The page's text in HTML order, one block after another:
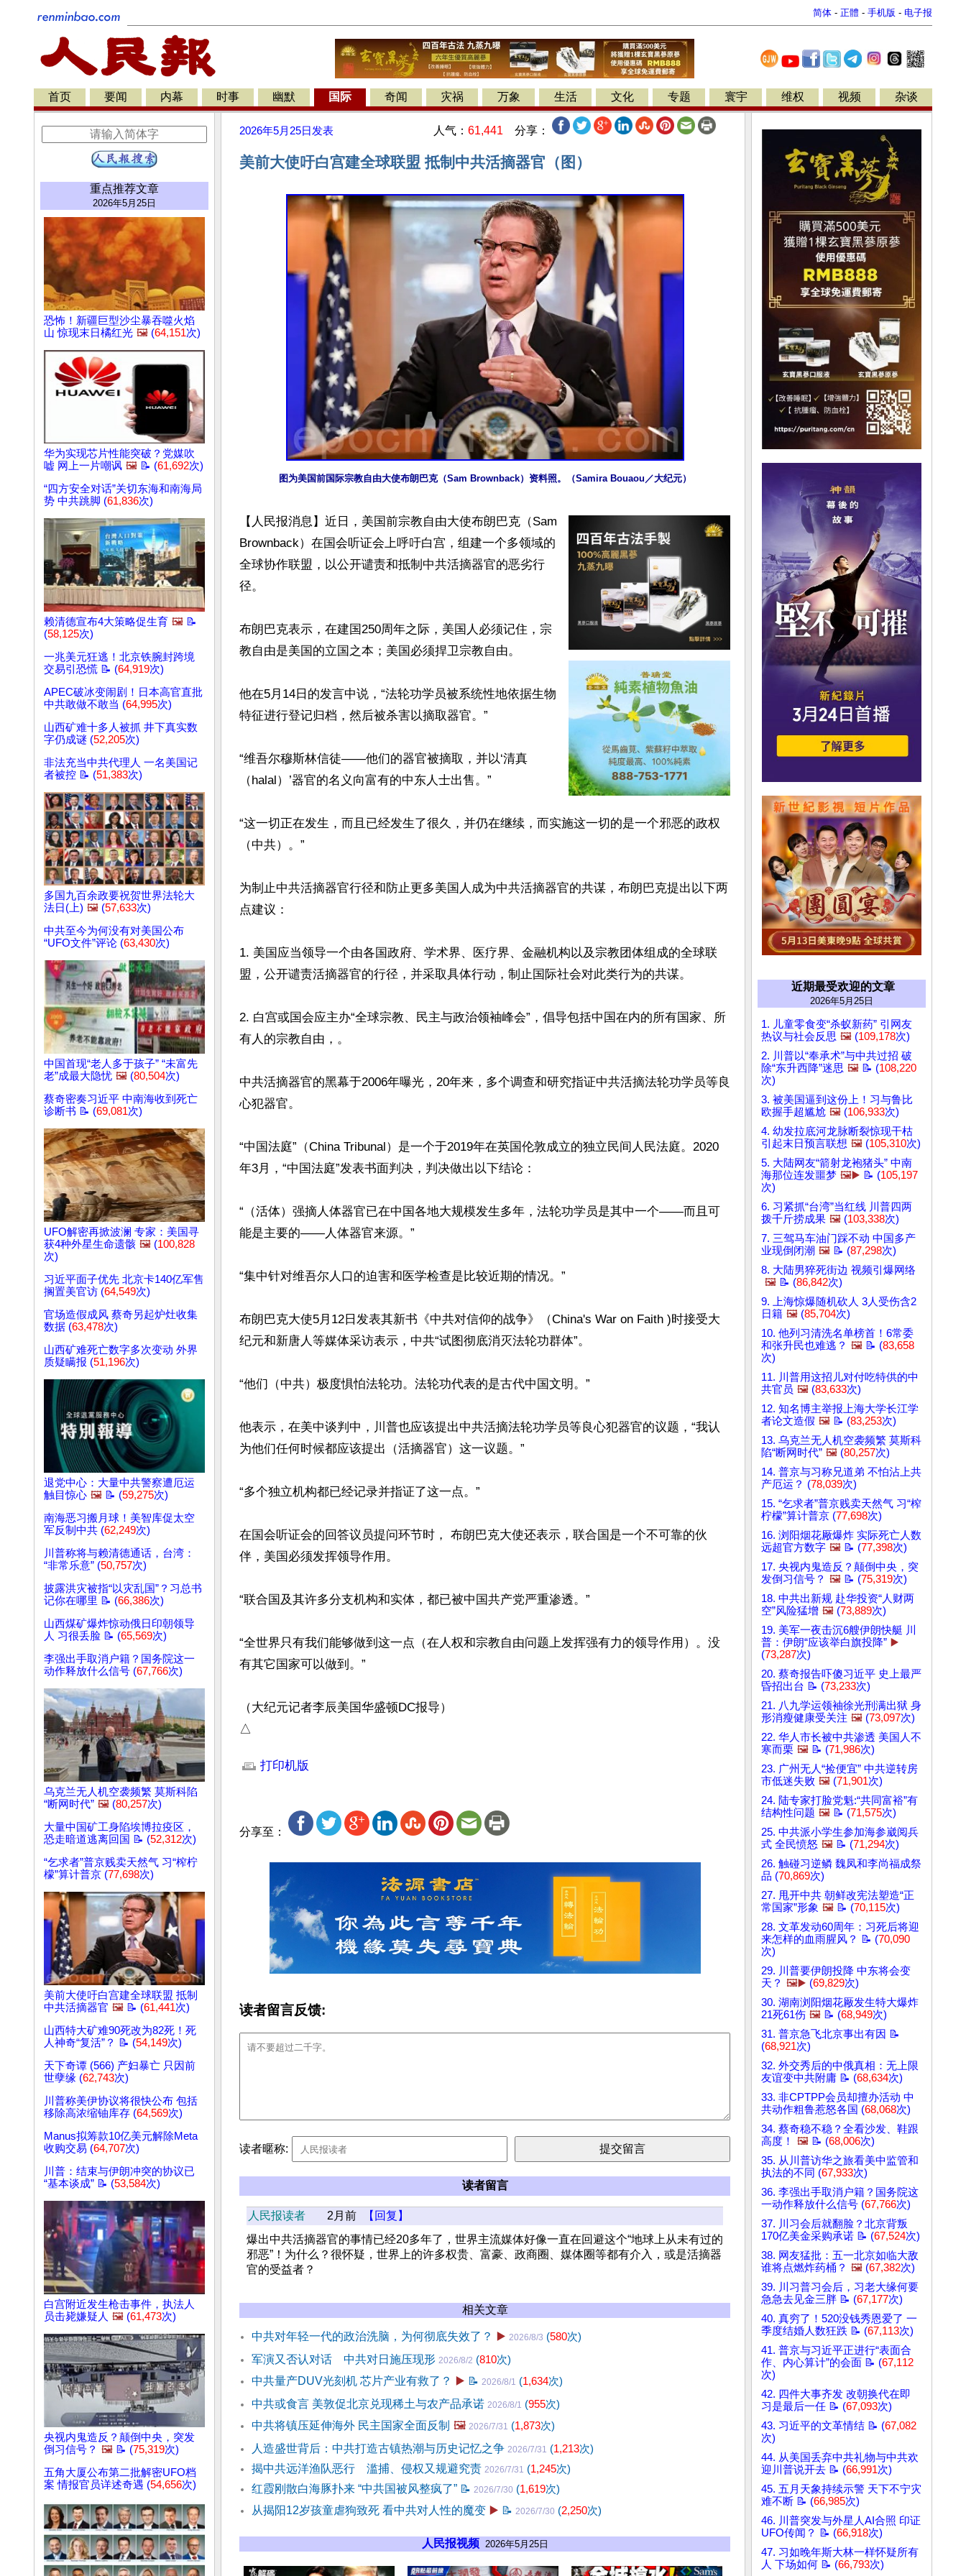
简体 - 正體 - 手机版 - 电子报
首页 要闻 内幕 时事 幽默 国际 奇闻 灾祸 万象 生活 文化 专题 寰宇 维权 视频 杂谈
重点推荐文章
2026年5月25日
恐怖！新疆巨型沙尘暴吞噬火焰
山 惊现末日橘红光 🖼️ (64,151次)
华为实现芯片性能突破？党媒吹
嘘 网上一片嘲讽 🖼️ 📝 (61,692次)
“四方安全对话”关切东海和南海局
势 中共跳脚 (61,836次)
赖清德宣布4大策略促生育 🖼️ 📝
(58,125次)
一兆美元狂逃！北京铁腕封跨境
交易引恐慌 📝 (64,919次)
APEC破冰变闹剧！日本高官直批
中共敢做不敢当 (64,995次)
山西矿难十多人被抓 井下真实数
字仍成谜 (52,205次)
非法充当中共代理人 一名美国记
者被控 📝 (51,383次)
多国九百余政要祝贺世界法轮大
法日(上) 🖼️ (57,633次)
中共至今为何没有对美国公布
“UFO文件”评论 (63,430次)
中国首现“老人多于孩子” “未富先
老”成最大隐忧 🖼️ (80,504次)
蔡奇密奏习近平 中南海收到死亡
诊断书 📝 (69,081次)
UFO解密再掀波澜 专家：美国寻
获4种外星生命遗骸 🖼️ (100,828
次)
习近平面子优先 北京卡140亿军售
搁置美官访 (64,549次)
官场造假成风 蔡奇另起炉灶收集
数据 (63,478次)
山西矿难死亡数字多次变动 外界
质疑瞒报 (51,196次)
退党中心：大量中共警察遭厄运
触目惊心 🖼️ 📝 (59,275次)
南海恶习搬月球！美智库促太空
军反制中共 (62,249次)
川普称将与赖清德通话，台湾：
“非常乐意” (50,757次)
披露洪灾被指“以灾乱国”？习总书
记你在哪里 📝 (66,386次)
山西煤矿爆炸惊动俄日印朝领导
人 习很丢脸 📝 (65,569次)
李强出手取消户籍？国务院这一
动作释放什么信号 (67,766次)
乌克兰无人机空袭频繁 莫斯科陷
“断网时代” 🖼️ (80,257次)
大量中国矿工身陷埃博拉疫区，
恐走暗道逃离回国 📝 (52,312次)
“乞求者”普京贱卖天然气 习“榨柠
檬”算计普京 (77,698次)
美前大使吁白宫建全球联盟 抵制
中共活摘器官 🖼️ 📝 (61,441次)
山西特大矿难90死改为82死！死
人神奇“复活”？ 📝 (54,149次)
天下奇谭 (566) 产妇暴亡 只因前
世孽缘 (62,743次)
川普称美伊协议将很快公布 包括
移除高浓缩铀库存 (64,569次)
Manus拟筹款10亿美元解除Meta
收购交易 (64,707次)
川普：结束与伊朗冲突的协议已
“基本谈成” 📝 (53,584次)
白宫附近发生枪击事件，执法人
员击毙嫌疑人 🖼️ (61,473次)
央视内鬼造反？颠倒中央，突发
倒习信号？ 🖼️ 📝 (75,319次)
五角大厦公布第二批解密UFO档
案 情报官员详述奇遇 (54,656次)
2026年5月25日 发表 人气： 61,441 分享：
美前大使吁白宫建全球联盟 抵制中共活摘器官（图）
图为美国前国际宗教自由大使布朗巴克（Sam Brownback）资料照。（Samira Bouaou／大纪元）
【人民报消息】近日，美国前宗教自由大使布朗巴克（Sam
Brownback）在国会听证会上呼吁白宫，组建一个多领域的
全球协作联盟，以公开谴责和抵制中共活摘器官的恶劣行
径。
布朗巴克表示，在建国250周年之际，美国人必须记住，宗
教自由是美国的立国之本；美国必须捍卫宗教自由。
他在5月14日的发言中说，“法轮功学员被系统性地依据生物
特征进行登记归档，然后被杀害以摘取器官。”
“维吾尔穆斯林信徒——他们的器官被摘取，并以‘清真
（halal）’器官的名义向富有的中东人士出售。”
“这一切正在发生，而且已经发生了很久，并仍在继续，而实施这一切的是一个邪恶的政权
（中共）。”
为制止中共活摘器官行径和防止更多美国人成为中共活摘器官的共谋，布朗巴克提出以下两
点建议：
1. 美国应当领导一个由各国政府、学术界、医疗界、金融机构以及宗教团体组成的全球联
盟，公开谴责活摘器官的行径，并采取具体行动，制止国际社会对此类行为的共谋。
2. 白宫或国会应主办“全球宗教、民主与政治领袖峰会”，倡导包括中国在内的所有国家、所
有人的宗教自由，。
中共活摘器官的黑幕于2006年曝光，20年来，多个调查和研究指证中共活摘法轮功学员等良
心犯器官。
“中国法庭”（China Tribunal）是一个于2019年在英国伦敦成立的独立民间人民法庭。2020
年3月，“中国法庭”发表书面判决，判决做出以下结论：
“（活体）强摘人体器官已在中国各地大规模发生多年，法轮功学员是其中一个——而且可
能是主要的——人体器官来源。”
“集中针对维吾尔人口的迫害和医学检查是比较近期的情况。”
布朗巴克大使5月12日发表其新书《中共对信仰的战争》（China's War on Faith )时接受大
纪元和新唐人等媒体采访表示，中共“试图彻底消灭法轮功群体”。
“他们（中共）极度惧怕法轮功。法轮功代表的是古代中国文明。”
他表示，在美中谈判中，川普也应该提出中共活摘法轮功学员等良心犯器官的议题，“我认
为他们任何时候都应该提出（活摘器官）这一议题。”
“多个独立机构都已经记录并指证了这一点。”
在国会听证会的回答议员提问环节时， 布朗巴克大使还表示，联合国是一个不可靠的伙
伴，美国必须发挥领导作用。
“联合国及其许多分支机构和实体，都已被中国共产党严重渗透。”
“全世界只有我们能够做到这一点（在人权和宗教自由问题上发挥强有力的领导作用）。没
有其它国家可以做到。”
（大纪元记者李辰美国华盛顿DC报导）
△
打印机版
分享至：
读者留言反馈:
读者暱称:
读者留言
人民报读者 2月前
【回复】
爆出中共活摘器官的事情已经20多年了，世界主流媒体好像一直在回避这个“地球上从未有过的
邪恶”！为什么？很怀疑，世界上的许多权贵、富豪、政商圈、媒体圈等都有介入，或是活摘器
官的受益者？
相关文章
中共对年轻一代的政治洗脑，为何彻底失效了？ ▶️ 2026/8/3 (580次)
军演又否认对话 中共对日施压现形 2026/8/2 (810次)
中共量产DUV光刻机 芯片产业有救了？ ▶️ 📝 2026/8/1 (1,634次)
中共或食言 美敦促北京兑现稀土与农产品承诺 2026/8/1 (955次)
中共将镇压延伸海外 民主国家全面反制 🖼️ 2026/7/31 (1,873次)
人造盛世背后：中共打造古镇热潮与历史记忆之争 2026/7/31 (1,213次)
揭中共远洋渔队恶行 滥捕、侵权又规避究责 2026/7/31 (1,245次)
红霞刚散白海豚扑来 “中共国被风整疯了” 📝 2026/7/30 (1,619次)
从揭阳12岁孩童虐狗致死 看中共对人性的魔变 ▶️ 📝 2026/7/30 (2,250次)
人民报视频 2026年5月25日
近期最受欢迎的文章
2026年5月25日
1. 儿童零食变“杀蚁新药” 引网友
热议与社会反思 🖼️ (109,178次)
2. 川普以“奉承术”与中共过招 破
除“东升西降”迷思 🖼️ 📝 (108,220
次)
3. 被美国逼到这份上！习与鲁比
欧握手超尴尬 🖼️ (106,933次)
4. 幼发拉底河龙脉断裂惊现干枯
引起末日预言联想 🖼️ (105,310次)
5. 大陆网友“箭射龙袍猪头” 中南
海那位连发噩梦 🖼️▶️ 📝 (105,197
次)
6. 习紧抓“台湾”当红线 川普四两
拨千斤捞成果 🖼️ (103,338次)
7. 三驾马车油门踩不动 中国多产
业现倒闭潮 🖼️ 📝 (87,298次)
8. 大陆男猝死街边 视频引爆网络
🖼️ 📝 (86,842次)
9. 上海惊爆随机砍人 3人受伤含2
日籍 🖼️ (85,704次)
10. 他列习清洗名单榜首！6常委
和张升民也难逃？ 🖼️ 📝 (83,658
次)
11. 川普用这招儿对付吃特供的中
共官员 🖼️ (83,633次)
12. 知名博主举报上海大学长江学
者论文造假 🖼️ 📝 (83,253次)
13. 乌克兰无人机空袭频繁 莫斯科
陷“断网时代” 🖼️ (80,257次)
14. 普京与习称兄道弟 不怕沾上共
产厄运？ (78,039次)
15. “乞求者”普京贱卖天然气 习“榨
柠檬”算计普京 (77,698次)
16. 浏阳烟花厰爆炸 实际死亡人数
远超官方数字 🖼️ 📝 (77,398次)
17. 央视内鬼造反？颠倒中央，突
发倒习信号？ 🖼️ 📝 (75,319次)
18. 中共出新规 赴华投资“人财两
空”风险猛增 🖼️ (73,889次)
19. 美军一夜击沉6艘伊朗快艇 川
普：伊朗“应该举白旗投降” ▶️
(73,287次)
20. 蔡奇报告吓傻习近平 史上最严
昏招出台 📝 (73,233次)
21. 八九学运领袖徐光刑满出狱 身
形消瘦健康受关注 🖼️ (73,097次)
22. 华人市长被中共渗透 美国人不
寒而栗 🖼️ 📝 (71,986次)
23. 广州无人“捡便宜” 中共逆转房
市低迷失败 🖼️ (71,901次)
24. 陆专家打脸党魁:“共同富裕”有
结构性问题 🖼️ 📝 (71,575次)
25. 中共派小学生参加海参崴阅兵
式 全民愤怒 🖼️ 📝 (71,294次)
26. 触碰习逆鳞 魏凤和李尚福成祭
品 (70,869次)
27. 甩开中共 朝鲜改宪法塑造“正
常国家”形象 🖼️ 📝 (70,115次)
28. 文革发动60周年：习死后将迎
来怎样的血雨腥风？ 📝 (70,090
次)
29. 川普要伊朗投降 中东将会变
天？ 🖼️▶️ (69,829次)
30. 湖南浏阳烟花厰发生特大爆炸
21死61伤 🖼️ 📝 (68,949次)
31. 普京急飞北京事出有因 📝
(68,921次)
32. 外交秀后的中俄真相：无上限
友谊变中共附庸 📝 (68,634次)
33. 非CPTPP会员却擅办活动 中
共动作粗鲁惹怒各国 (68,068次)
34. 蔡奇稳不稳？全看沙发、鞋跟
高度！
🖼️ 📝 (68,006次)
35. 从川普访华之旅看美中监管和
执法的不同 (67,933次)
36. 李强出手取消户籍？国务院这
一动作释放什么信号 (67,766次)
37. 川习会后就翻脸？北京背叛
170亿美金采购承诺 📝 (67,524次)
38. 网友猛批：五一北京如临大敌
谁将点燃炸药桶？ 🖼️ (67,382次)
39. 川习普习会后，习老大缘何要
急急去见金三胖 📝 (67,177次)
40. 真穷了！520没钱秀恩爱了 一
季度结婚人数狂跌 📝 (67,113次)
41. 普京与习近平正进行“表面合
作、内心算计”的会面 📝 (67,112
次)
42. 四件大事齐发 改朝换代在即
习是最后一任 📝 (67,093次)
43. 习近平的文革情结 📝 (67,082
次)
44. 从美国丢弃中共礼物与中共欢
迎川普说开去 📝 (66,991次)
45. 五月天象持续示警 天下不宁灾
难不断 📝 (66,985次)
46. 川普突发与外星人AI合照 印证
UFO传闻？ 📝 (66,918次)
47. 习如晚年斯大林一样怀疑所有
人 下场如何 📝 (66,793次)